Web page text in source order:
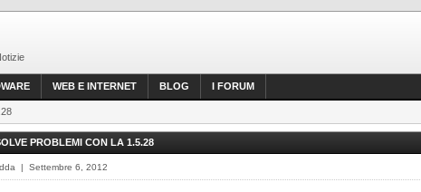
WEB E INTERNET BLOG I FORUM
PROBLEMI CON LA 1.5.28
| Settembre 6, 2012